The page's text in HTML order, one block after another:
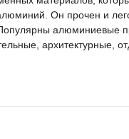
Он прочен и
алюминиевые
архитектурные,